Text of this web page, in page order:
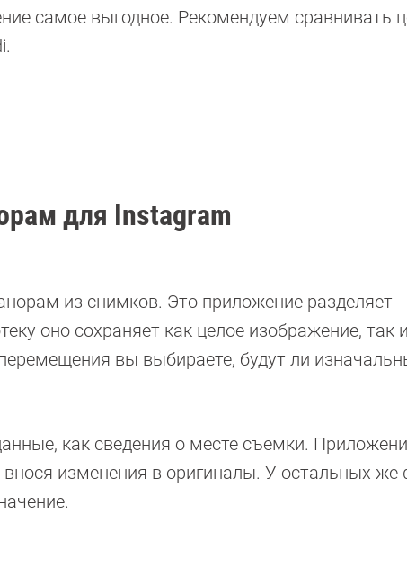
самое выгодное. Рекомендуем сравнивать
для Instagram
из снимков. Это приложение разделяет
оно сохраняет как целое изображение, так
вы выбираете, будут ли
как сведения о месте съемки.
изменения в оригиналы. У остальных же